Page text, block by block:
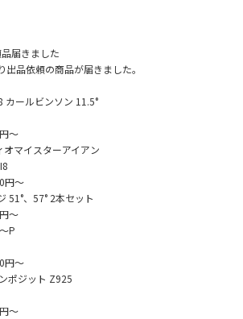
届きました
品依頼の商品が届きました。
カールビンソン 11.5°
〜
オマイスターアイアン
円〜
51°、57° 2本セット
〜
P
円〜
ポジット Z925
〜